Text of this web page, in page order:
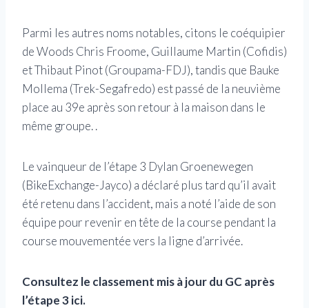
Parmi les autres noms notables, citons le coéquipier
de Woods Chris Froome, Guillaume Martin (Cofidis)
et Thibaut Pinot (Groupama-FDJ), tandis que Bauke
Mollema (Trek-Segafredo) est passé de la neuvième
place au 39e après son retour à la maison dans le
même groupe. .
Le vainqueur de l’étape 3 Dylan Groenewegen
(BikeExchange-Jayco) a déclaré plus tard qu’il avait
été retenu dans l’accident, mais a noté l’aide de son
équipe pour revenir en tête de la course pendant la
course mouvementée vers la ligne d’arrivée.
Consultez le classement mis à jour du GC après
l’étape 3 ici.